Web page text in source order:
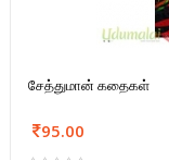
சேத்துமான் கதைகள்
95.00